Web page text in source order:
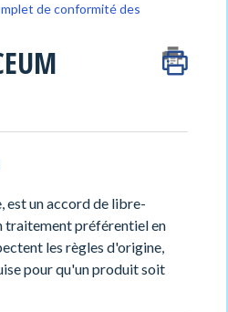
de conformité des
est un accord de libre-
traitement préférentiel en
les règles d'origine,
pour qu'un produit soit